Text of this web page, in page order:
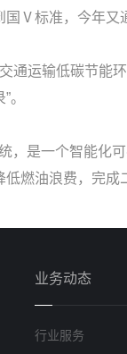
Ⅴ标准，今年又
通运输低碳节能
。
，是一个智能化
燃油浪费，完成
业务动态
行业服务